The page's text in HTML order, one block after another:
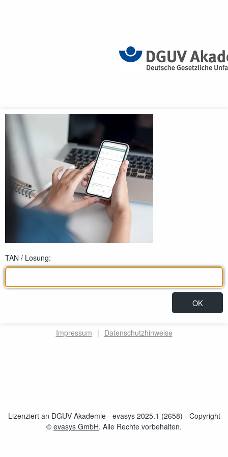
Anmeldebildschirm
TAN / Losung:
Impressum | Datenschutzhinweise
Lizenziert an DGUV Akademie - evasys 2025.1 (2658) - Copyright
© evasys GmbHöffnet im neuen Fenster
. Alle Rechte vorbehalten.